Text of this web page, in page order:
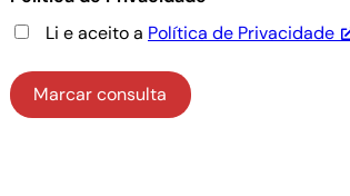
Li e aceito a Política de Privacidade